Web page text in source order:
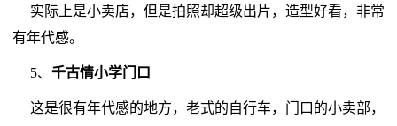
实际上是小卖店，但是拍照却超级出片，造型好看，非常
有年代感。
5、 千古情小学门口
这是很有年代感的地方，老式的自行车，门口的小卖部，